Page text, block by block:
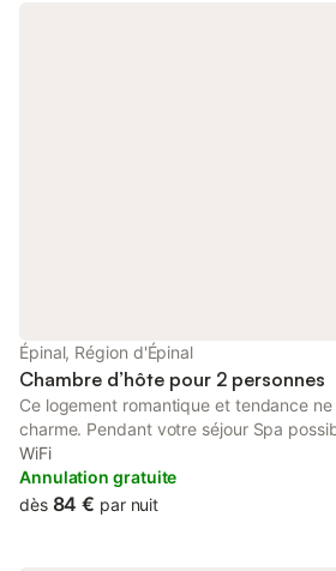
Épinal, Région d'Épinal
Chambre d’hôte pour 2 personnes
Ce logement romantique et tendance
charme. Pendant votre séjour Spa
contacter .
WiFi
Annulation gratuite
dès 84 € par nuit